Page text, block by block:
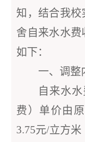
知，结合我
舍自来水水
如下：
一、调整
自来水
费）单价由
3.75元/立方米